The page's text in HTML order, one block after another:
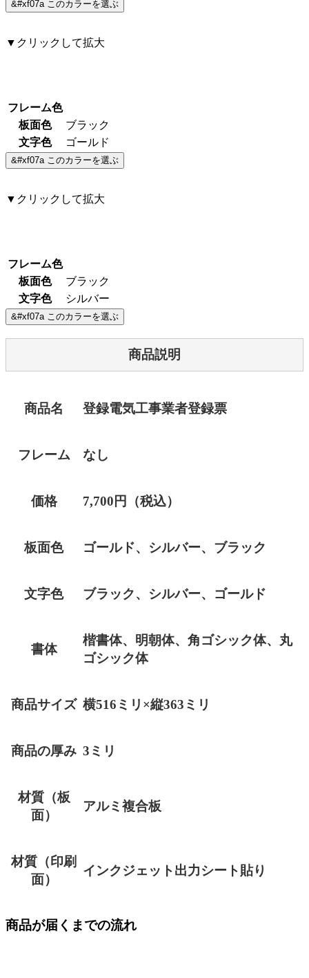
▼クリックして拡大
フレーム色
板面色
ブラック
文字色
ゴールド
▼クリックして拡大
フレーム色
板面色
ブラック
文字色
シルバー
商品説明
商品名 登録電気工事業者登録票
フレーム なし
価格 7,700円（税込）
板面色 ゴールド、シルバー、ブラック
文字色 ブラック、シルバー、ゴールド
書体
楷書体、明朝体、角ゴシック体、丸
ゴシック体
商品サイズ 横516ミリ×縦363ミリ
商品の厚み 3ミリ
材質（板
面）
アルミ複合板
材質（印刷
面）
インクジェット出力シート貼り
商品が届くまでの流れ